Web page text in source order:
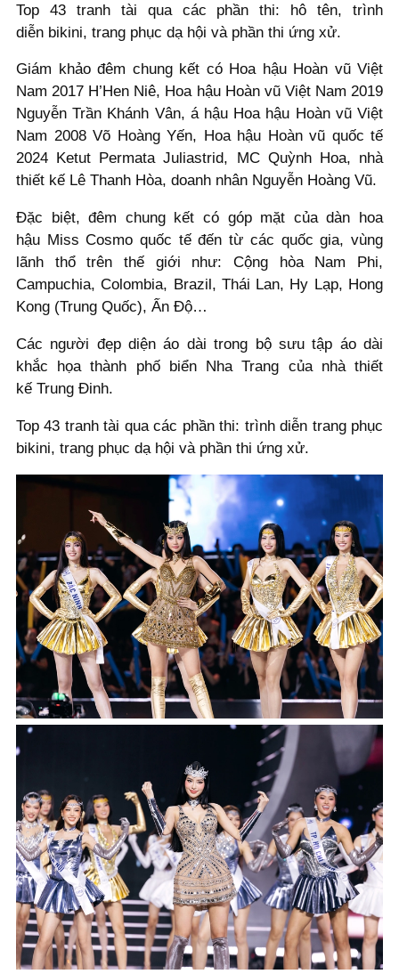
Top 43 tranh tài qua các phần thi: hô tên, trình
diễn bikini, trang phục dạ hội và phần thi ứng xử.
Giám khảo đêm chung kết có Hoa hậu Hoàn vũ Việt
Nam 2017 H’Hen Niê, Hoa hậu Hoàn vũ Việt Nam 2019
Nguyễn Trần Khánh Vân, á hậu Hoa hậu Hoàn vũ Việt
Nam 2008 Võ Hoàng Yến, Hoa hậu Hoàn vũ quốc tế
2024 Ketut Permata Juliastrid, MC Quỳnh Hoa, nhà
thiết kế Lê Thanh Hòa, doanh nhân Nguyễn Hoàng Vũ.
Đặc biệt, đêm chung kết có góp mặt của dàn hoa
hậu Miss Cosmo quốc tế đến từ các quốc gia, vùng
lãnh thổ trên thế giới như: Cộng hòa Nam Phi,
Campuchia, Colombia, Brazil, Thái Lan, Hy Lạp, Hong
Kong (Trung Quốc), Ấn Độ…
Các người đẹp diện áo dài trong bộ sưu tập áo dài
khắc họa thành phố biển Nha Trang của nhà thiết
kế Trung Đinh.
Top 43 tranh tài qua các phần thi: trình diễn trang phục
bikini, trang phục dạ hội và phần thi ứng xử.